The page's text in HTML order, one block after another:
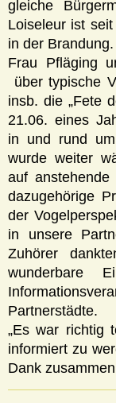
gleiche
Loiseleur ist
in der Brandung.
Frau Pfläging
über typische
insb. die „Fete
21.06. eines
in und rund
wurde weiter
auf
dazugehörige
der
in unsere
Zuhörer
wunderbare
Partnerstädte.
„Es war richtig
informiert zu
Dank zusammen